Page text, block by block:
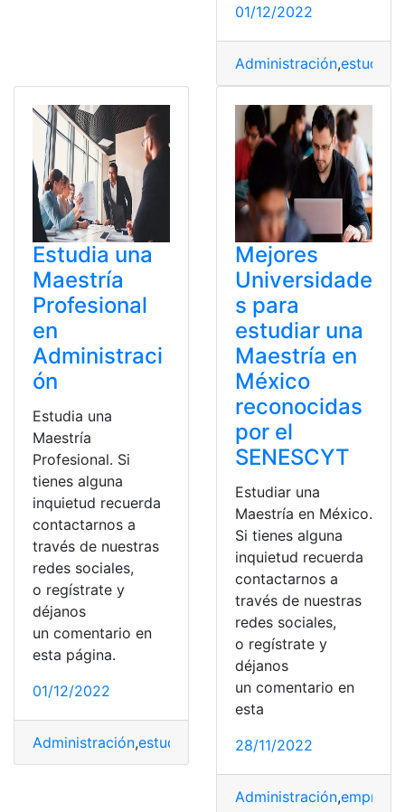
01/12/2022
Administración,
Estudia una
Maestría
Profesional
en
Administraci
ón
Estudia una
Maestría
Profesional. Si
tienes alguna
inquietud recuerda
contactarnos a
través de nuestras
redes sociales,
o regístrate y
déjanos
un comentario en
esta página.
01/12/2022
Administración,estudiar estudio,Maestrías
Mejores
Universidade
s para
estudiar una
Maestría en
México
reconocidas
por el
SENESCYT
Estudiar una
Maestría en México.
Si tienes alguna
inquietud recuerda
contactarnos a
través de nuestras
redes sociales,
o regístrate y
déjanos
un comentario en
esta
28/11/2022
Administración,empresa